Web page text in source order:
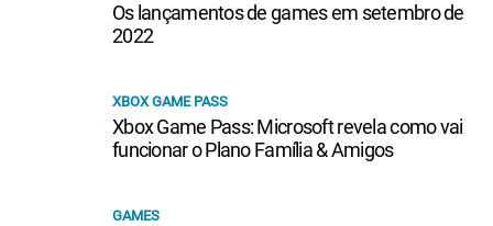
Os lançamentos de games em setembro de
2022
XBOX GAME PASS
Xbox Game Pass: Microsoft revela como vai
funcionar o Plano Família & Amigos
GAMES